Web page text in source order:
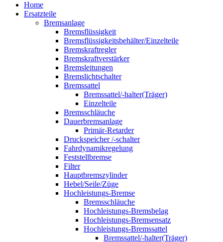
Home
Ersatzteile
Bremsanlage
Bremsflüssigkeit
Bremsflüssigkeitsbehälter/Einzelteile
Bremskraftregler
Bremskraftverstärker
Bremsleitungen
Bremslichtschalter
Bremssattel
Bremssattel/-halter(Träger)
Einzelteile
Bremsschläuche
Dauerbremsanlage
Primär-Retarder
Druckspeicher /-schalter
Fahrdynamikregelung
Feststellbremse
Filter
Hauptbremszylinder
Hebel/Seile/Züge
Hochleistungs-Bremse
Bremsschläuche
Hochleistungs-Bremsbelag
Hochleistungs-Bremsensatz
Hochleistungs-Bremssattel
Bremssattel/-halter(Träger)